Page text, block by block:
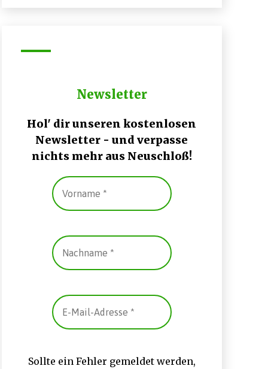
Newsletter
Hol' dir unseren kostenlosen
Newsletter - und verpasse
nichts mehr aus Neuschloß!
Sollte ein Fehler gemeldet werden,